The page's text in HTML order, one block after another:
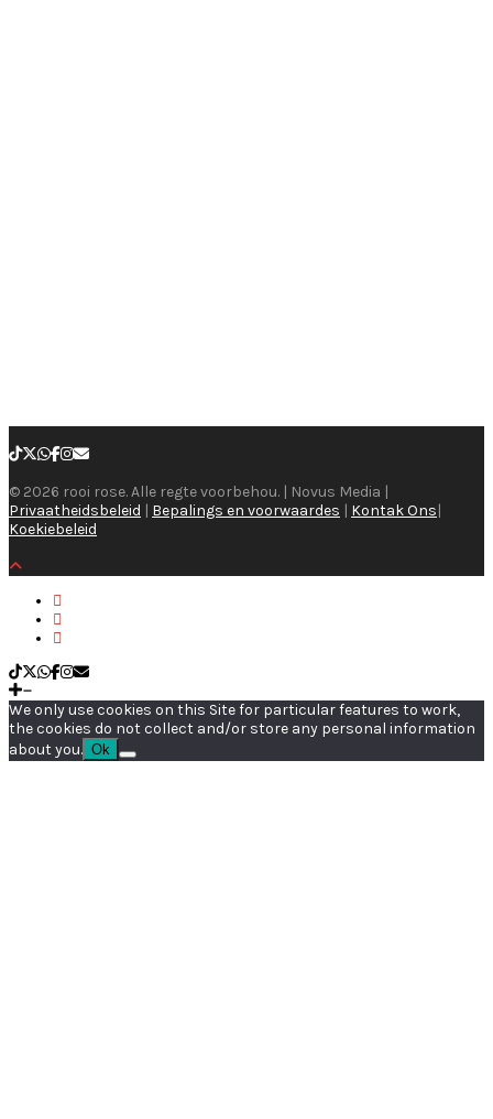
© 2026 rooi rose. Alle regte voorbehou. | Novus Media |
Privaatheidsbeleid | Bepalings en voorwaardes | Kontak Ons|
Koekiebeleid
We only use cookies on this Site for particular features to work,
the cookies do not collect and/or store any personal information
about you. Ok